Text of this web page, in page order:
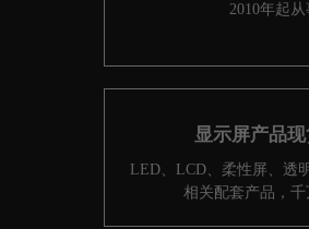
2010年起
显示屏产品
LED、LCD、柔性屏、透
相关配套产品，